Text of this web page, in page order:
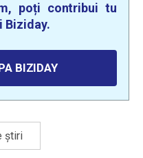
poți contribui tu
Biziday.
BIZIDAY
știri